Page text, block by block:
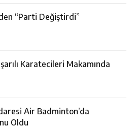
“Parti Değiştirdi”
Karatecileri Makamında
Air Badminton’da
Oldu